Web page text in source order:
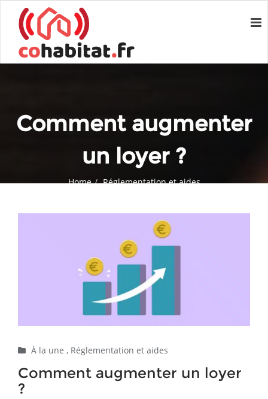
Comment augmenter
un loyer ?
Home
Réglementation et aides
À la une , Réglementation et aides
Comment augmenter un loyer
?